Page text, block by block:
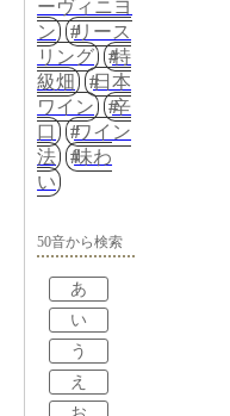
ーヴィニヨ
ン
リース
リング
特
級畑
日本
ワイン
辛
口
ワイン
法
味わ
い
50音から検索
あ
い
う
え